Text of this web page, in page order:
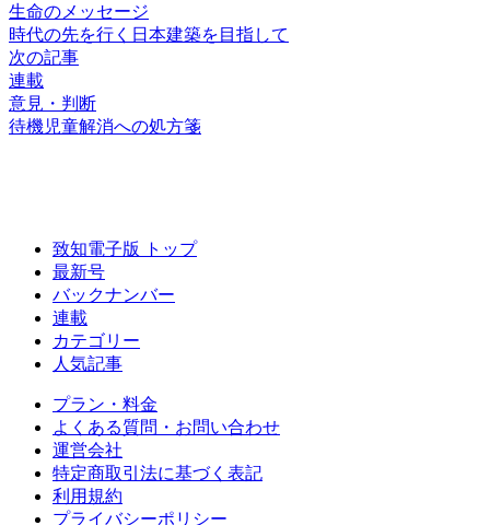
生命のメッセージ
時代の先を行く 日本建築を目指して
次の記事
連載
意見・判断
待機児童解消への処方箋
致知電子版 トップ
最新号
バックナンバー
連載
カテゴリー
人気記事
プラン・料金
よくある質問・お問い合わせ
運営会社
特定商取引法に基づく表記
利用規約
プライバシーポリシー